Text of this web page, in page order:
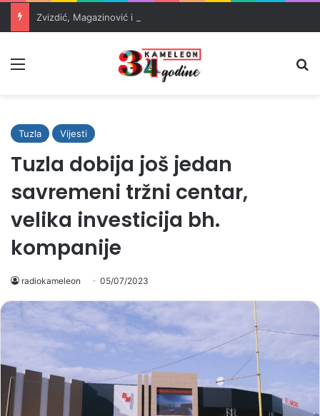
Tuzla Vijesti
Tuzla dobija još jedan
savremeni tržni centar,
velika investicija bh.
kompanije
radiokameleon 05/07/2023